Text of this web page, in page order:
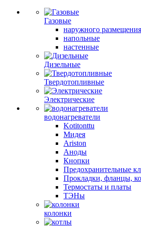
Газовые
наружного размещения
напольные
настенные
Дизельные
Твердотопливные
Электрические
водонагреватели
Kotitonttu
Мидея
Ariston
Аноды
Кнопки
Предохранительные
Прокладки, фланцы,
Термостаты и платы
ТЭНы
колонки